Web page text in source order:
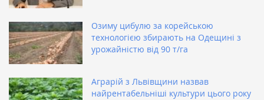
Озиму цибулю за корейською
технологією збирають на Одещині з
урожайністю від 90 т/га
Аграрій з Львівщини назвав
найрентабельніші культури цього року